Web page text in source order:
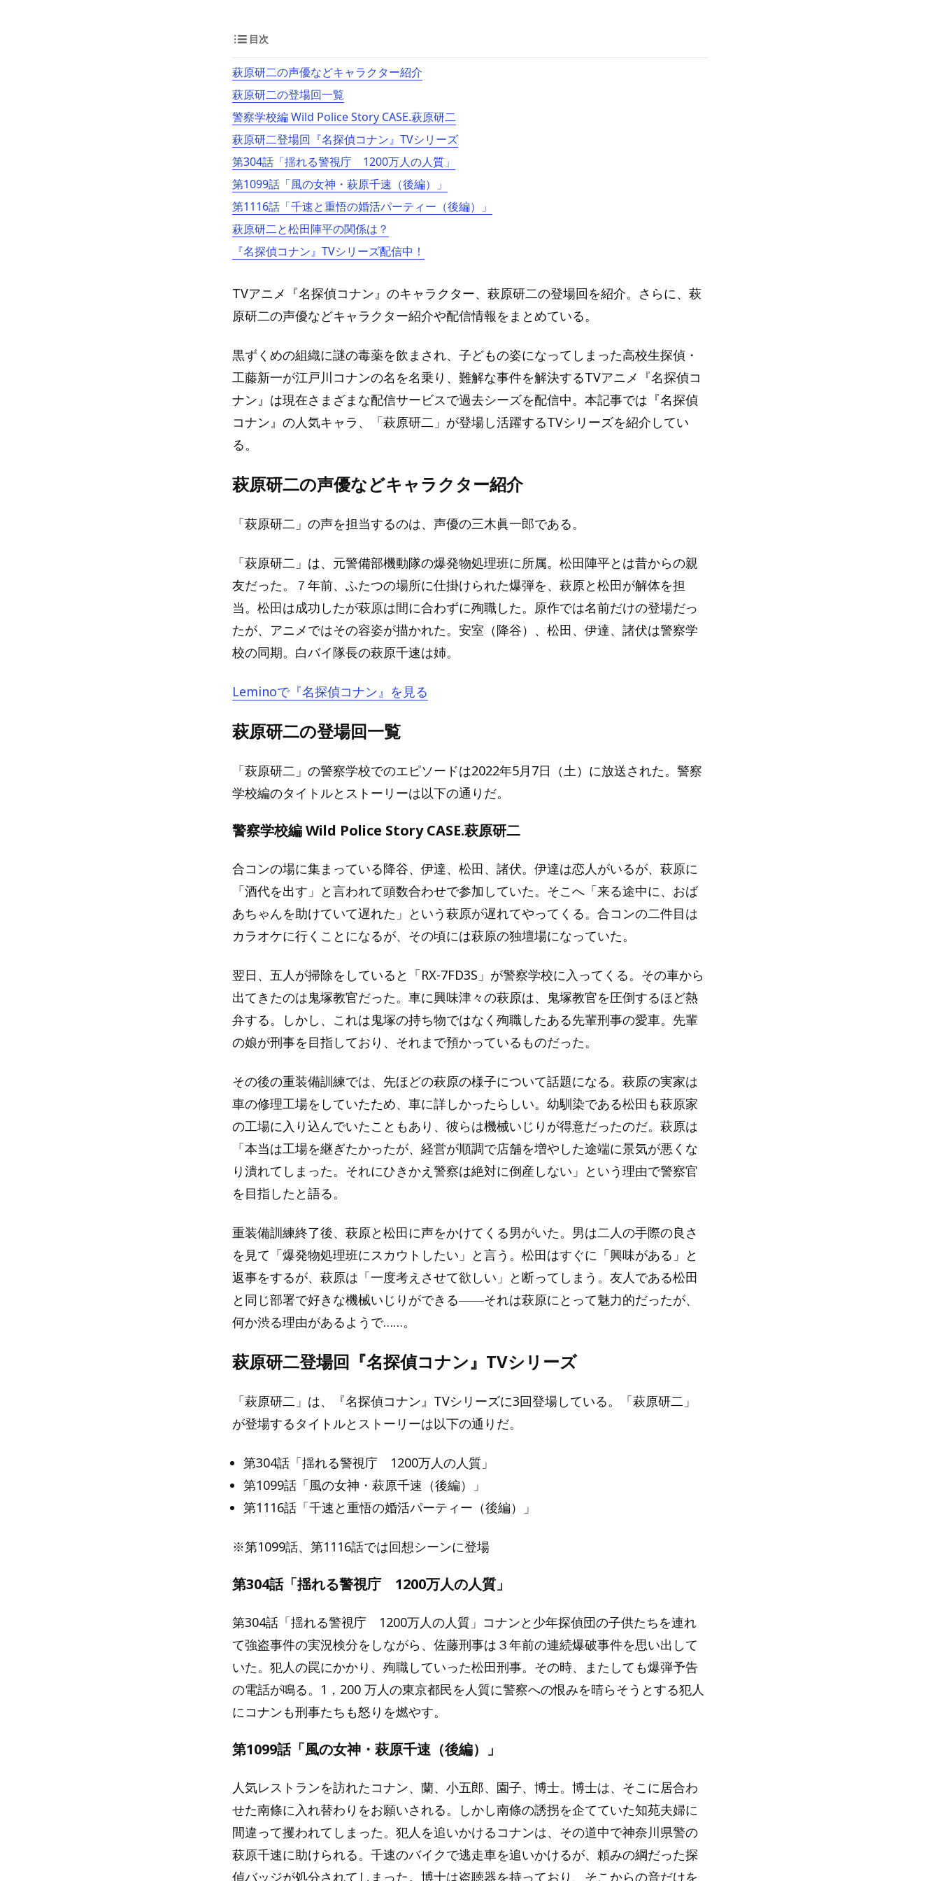
目次
萩原研二の声優などキャラクター紹介
萩原研二の登場回一覧
警察学校編 Wild Police Story CASE.萩原研二
萩原研二登場回『名探偵コナン』TVシリーズ
第304話「揺れる警視庁 1200万人の人質」
第1099話「風の女神・萩原千速（後編）」
第1116話「千速と重悟の婚活パーティー（後編）」
萩原研二と松田陣平の関係は？
『名探偵コナン』TVシリーズ配信中！
TVアニメ『名探偵コナン』のキャラクター、萩原研二の登場回を紹介。さらに、萩
原研二の声優などキャラクター紹介や配信情報をまとめている。
黒ずくめの組織に謎の毒薬を飲まされ、子どもの姿になってしまった高校生探偵・
工藤新一が江戸川コナンの名を名乗り、難解な事件を解決するTVアニメ『名探偵コ
ナン』は現在さまざまな配信サービスで過去シーズを配信中。本記事では『名探偵
コナン』の人気キャラ、「萩原研二」が登場し活躍するTVシリーズを紹介してい
る。
萩原研二の声優などキャラクター紹介
「萩原研二」の声を担当するのは、声優の三木眞一郎である。
「萩原研二」は、元警備部機動隊の爆発物処理班に所属。松田陣平とは昔からの親
友だった。７年前、ふたつの場所に仕掛けられた爆弾を、萩原と松田が解体を担
当。松田は成功したが萩原は間に合わずに殉職した。原作では名前だけの登場だっ
たが、アニメではその容姿が描かれた。安室（降谷）、松田、伊達、諸伏は警察学
校の同期。白バイ隊長の萩原千速は姉。
Leminoで『名探偵コナン』を見る
萩原研二の登場回一覧
「萩原研二」の警察学校でのエピソードは2022年5月7日（土）に放送された。警察
学校編のタイトルとストーリーは以下の通りだ。
警察学校編 Wild Police Story CASE.萩原研二
合コンの場に集まっている降谷、伊達、松田、諸伏。伊達は恋人がいるが、萩原に
「酒代を出す」と言われて頭数合わせで参加していた。そこへ「来る途中に、おば
あちゃんを助けていて遅れた」という萩原が遅れてやってくる。合コンの二件目は
カラオケに行くことになるが、その頃には萩原の独壇場になっていた。
翌日、五人が掃除をしていると「RX-7FD3S」が警察学校に入ってくる。その車から
出てきたのは鬼塚教官だった。車に興味津々の萩原は、鬼塚教官を圧倒するほど熱
弁する。しかし、これは鬼塚の持ち物ではなく殉職したある先輩刑事の愛車。先輩
の娘が刑事を目指しており、それまで預かっているものだった。
その後の重装備訓練では、先ほどの萩原の様子について話題になる。萩原の実家は
車の修理工場をしていたため、車に詳しかったらしい。幼馴染である松田も萩原家
の工場に入り込んでいたこともあり、彼らは機械いじりが得意だったのだ。萩原は
「本当は工場を継ぎたかったが、経営が順調で店舗を増やした途端に景気が悪くな
り潰れてしまった。それにひきかえ警察は絶対に倒産しない」という理由で警察官
を目指したと語る。
重装備訓練終了後、萩原と松田に声をかけてくる男がいた。男は二人の手際の良さ
を見て「爆発物処理班にスカウトしたい」と言う。松田はすぐに「興味がある」と
返事をするが、萩原は「一度考えさせて欲しい」と断ってしまう。友人である松田
と同じ部署で好きな機械いじりができる――それは萩原にとって魅力的だったが、
何か渋る理由があるようで……。
萩原研二登場回『名探偵コナン』TVシリーズ
「萩原研二」は、『名探偵コナン』TVシリーズに3回登場している。「萩原研二」
が登場するタイトルとストーリーは以下の通りだ。
第304話「揺れる警視庁 1200万人の人質」
第1099話「風の女神・萩原千速（後編）」
第1116話「千速と重悟の婚活パーティー（後編）」
※第1099話、第1116話では回想シーンに登場
第304話「揺れる警視庁 1200万人の人質」
第304話「揺れる警視庁 1200万人の人質」コナンと少年探偵団の子供たちを連れ
て強盗事件の実況検分をしながら、佐藤刑事は３年前の連続爆破事件を思い出して
いた。犯人の罠にかかり、殉職していった松田刑事。その時、またしても爆弾予告
の電話が鳴る。1，200 万人の東京都民を人質に警察への恨みを晴らそうとする犯人
にコナンも刑事たちも怒りを燃やす。
第1099話「風の女神・萩原千速（後編）」
人気レストランを訪れたコナン、蘭、小五郎、園子、博士。博士は、そこに居合わ
せた南條に入れ替わりをお願いされる。しかし南條の誘拐を企てていた知苑夫婦に
間違って攫われてしまった。犯人を追いかけるコナンは、その道中で神奈川県警の
萩原千速に助けられる。千速のバイクで逃走車を追いかけるが、頼みの綱だった探
偵バッジが処分されてしまった。博士は盗聴器を持っており、そこからの音だけを